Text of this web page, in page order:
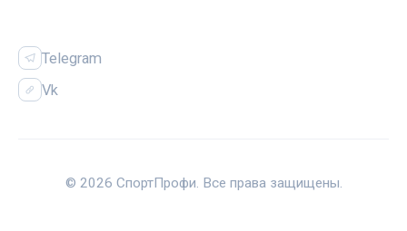
Telegram
Vk
© 2026 СпортПрофи. Все права защищены.